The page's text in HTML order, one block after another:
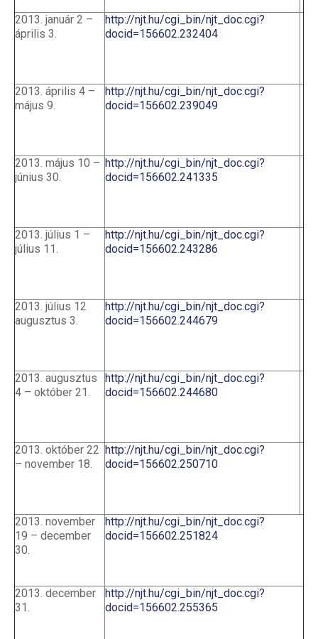
2013. január 2 –
április 3.
http://njt.hu/cgi_bin/njt_doc.cgi?
docid=156602.232404
2013. április 4 –
május 9.
http://njt.hu/cgi_bin/njt_doc.cgi?
docid=156602.239049
2013. május 10 –
június 30.
http://njt.hu/cgi_bin/njt_doc.cgi?
docid=156602.241335
2013. július 1 –
július 11.
http://njt.hu/cgi_bin/njt_doc.cgi?
docid=156602.243286
2013. július 12
augusztus 3.
http://njt.hu/cgi_bin/njt_doc.cgi?
docid=156602.244679
2013. augusztus
4 – október 21.
http://njt.hu/cgi_bin/njt_doc.cgi?
docid=156602.244680
2013. október 22
– november 18.
http://njt.hu/cgi_bin/njt_doc.cgi?
docid=156602.250710
2013. november
19 – december
30.
http://njt.hu/cgi_bin/njt_doc.cgi?
docid=156602.251824
2013. december
31.
http://njt.hu/cgi_bin/njt_doc.cgi?
docid=156602.255365